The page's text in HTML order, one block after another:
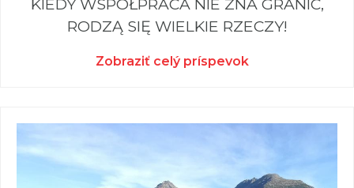
KIEDY WSPÓŁPRACA NIE ZNA GRANIC,
RODZĄ SIĘ WIELKIE RZECZY!
Zobraziť celý príspevok